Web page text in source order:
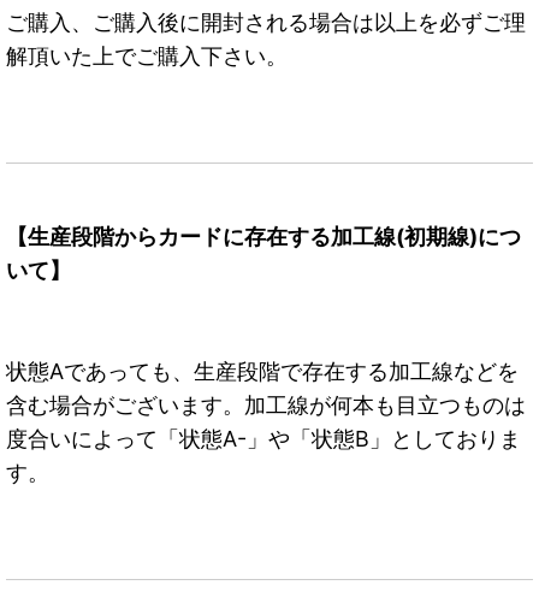
ご購入、ご購入後に開封される場合は以上を必ずご理
解頂いた上でご購入下さい。
【生産段階からカードに存在する加工線(初期線)につ
いて】
状態Aであっても、生産段階で存在する加工線などを
含む場合がございます。加工線が何本も目立つものは
度合いによって「状態A-」や「状態B」としておりま
す。